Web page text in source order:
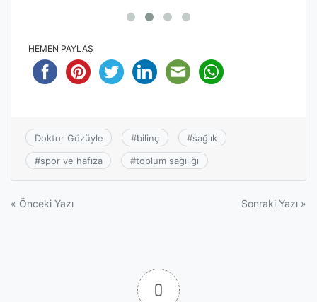
HEMEN PAYLAŞ
Doktor Gözüyle #bilinç #sağlık
#spor ve hafıza #toplum sağılığı
Yazı
« Önceki Yazı Sonraki Yazı »
0